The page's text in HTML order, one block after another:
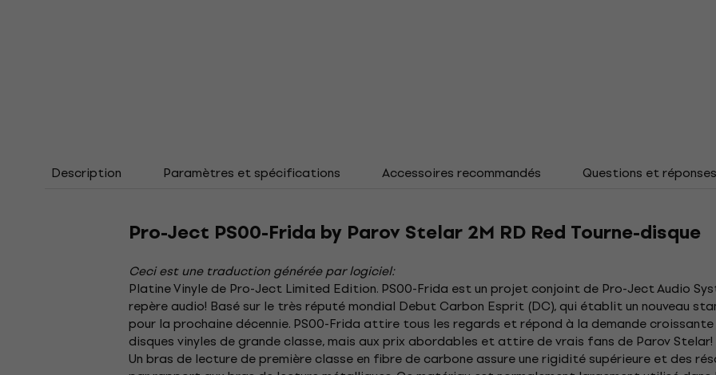
Description Paramètres et spécifications Accessoires recommandés Questions et réponses
Pro-Ject PS00-Frida by Parov Stelar 2M RD Red Tourne-disque
Ceci est une traduction générée par logiciel:
Platine Vinyle de Pro-Ject Limited Edition. PS00-Frida est un projet conjoint de Pro-Ject Audio
repère audio! Basé sur le très réputé mondial Debut Carbon Esprit (DC), qui établit un nouveau
pour la prochaine décennie. PS00-Frida attire tous les regards et répond à la demande
disques vinyles de grande classe, mais aux prix abordables et attire de vrais fans de Parov Stelar!
Un bras de lecture de première classe en fibre de carbone assure une rigidité supérieure et des